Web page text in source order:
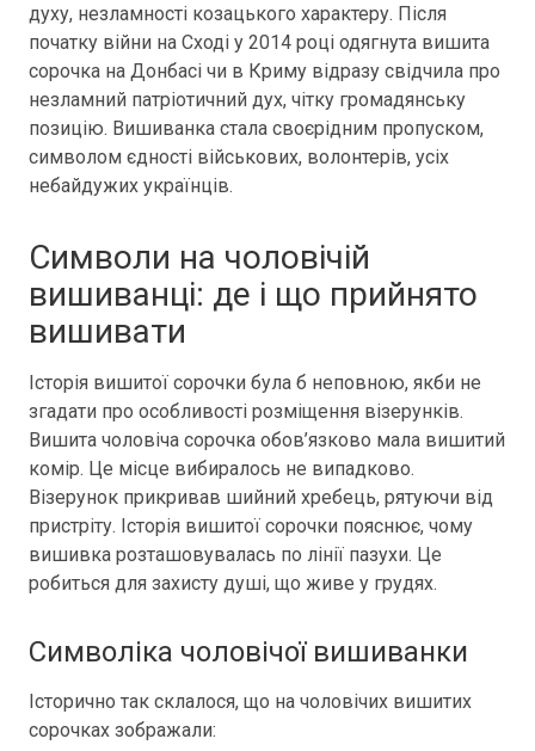
духу, незламності козацького характеру. Після
початку війни на Сході у 2014 році одягнута вишита
сорочка на Донбасі чи в Криму відразу свідчила про
незламний патріотичний дух, чітку громадянську
позицію. Вишиванка стала своєрідним пропуском,
символом єдності військових, волонтерів, усіх
небайдужих українців.
Символи на чоловічій
вишиванці: де і що прийнято
вишивати
Історія вишитої сорочки була б неповною, якби не
згадати про особливості розміщення візерунків.
Вишита чоловіча сорочка обов’язково мала вишитий
комір. Це місце вибиралось не випадково.
Візерунок прикривав шийний хребець, рятуючи від
пристріту. Історія вишитої сорочки пояснює, чому
вишивка розташовувалась по лінії пазухи. Це
робиться для захисту душі, що живе у грудях.
Символіка чоловічої вишиванки
Історично так склалося, що на чоловічих вишитих
сорочках зображали: